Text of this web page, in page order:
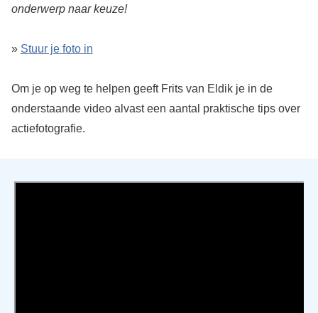
onderwerp naar keuze!
» Stuur je foto in
Om je op weg te helpen geeft Frits van Eldik je in de
onderstaande video alvast een aantal praktische tips over
actiefotografie.